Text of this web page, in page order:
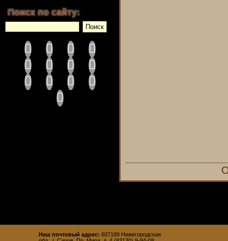
Поиск по сайту:
Наш почтовый адрес: 607189 Нижегородская